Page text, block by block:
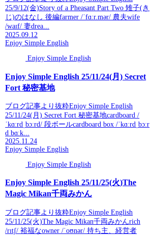
25/9/12(金)Story of a Pheasant Part Two 雉子(き
じ)のはなし 後編farmer /ˈfɑːr.mər/ 農夫wife
/waɪf/ 妻drea...
2025.09.12
Enjoy Simple English
Enjoy Simple English
Enjoy Simple English 25/11/24(月) Secret
Fort 秘密基地
ブログ記事より抜粋Enjoy Simple English
25/11/24(月) Secret Fort 秘密基地cardboard /
ˈkɑːrdˌbɔːrd/ 段ボールcardboard box /ˈkɑːrdˌbɔːr
d bɑːk...
2025.11.24
Enjoy Simple English
Enjoy Simple English
Enjoy Simple English 25/11/25(火)The
Magic Mikan千両みかん
ブログ記事より抜粋Enjoy Simple English
25/11/25(火)The Magic Mikan千両みかんrich
/rɪtʃ/ 裕福なowner /ˈoʊnər/ 持ち主、経営者